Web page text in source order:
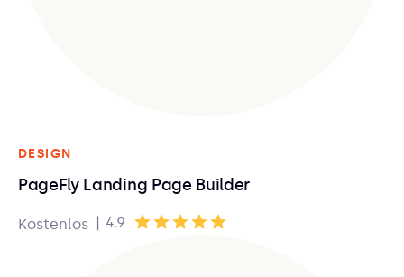
DESIGN
PageFly Landing Page Builder
Kostenlos 4.9